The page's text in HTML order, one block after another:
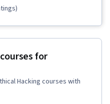
Response, Network
Vulnerability
Threat Detection, Python
for
Hacking courses with